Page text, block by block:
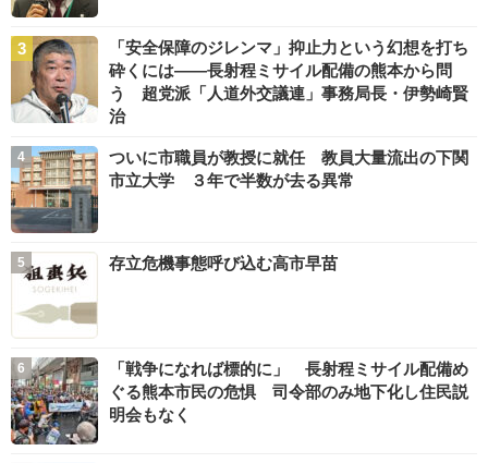
「安全保障のジレンマ」抑止力という幻想を打ち
砕くには――長射程ミサイル配備の熊本から問
う 超党派「人道外交議連」事務局長・伊勢崎賢
治
ついに市職員が教授に就任 教員大量流出の下関
市立大学 ３年で半数が去る異常
存立危機事態呼び込む高市早苗
「戦争になれば標的に」 長射程ミサイル配備め
ぐる熊本市民の危惧 司令部のみ地下化し住民説
明会もなく